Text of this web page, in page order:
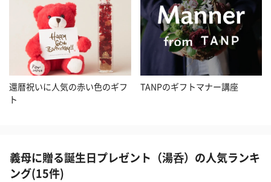
還暦祝いに人気の赤い色のギフ
ト
TANPのギフトマナー講座
義母に贈る誕生日プレゼント（湯呑）の人気ランキ
ング(15件)